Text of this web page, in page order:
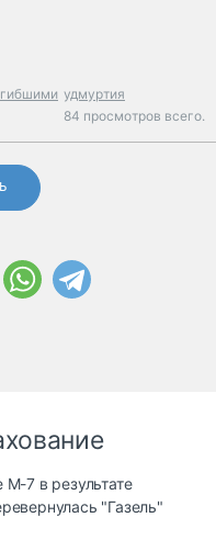
удмуртия
84 просмотров всего.
7 в результате
"Газель"